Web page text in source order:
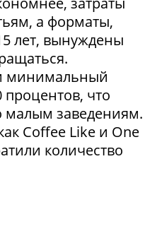
а форматы,
лет, вынуждены
минимальный
процентов, что
малым заведениям.
Coffee Like и One
количество